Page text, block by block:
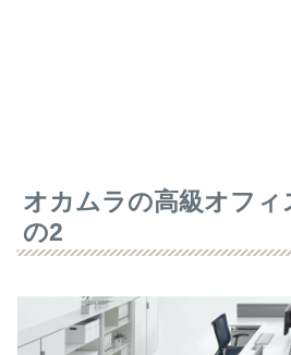
オカムラの高級オフィ
の2